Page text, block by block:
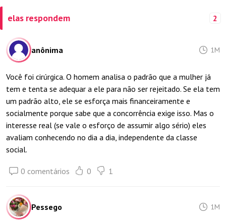
elas respondem 2
anônima 1M
Você foi cirúrgica. O homem analisa o padrão que a mulher já
tem e tenta se adequar a ele para não ser rejeitado. Se ela tem
um padrão alto, ele se esforça mais financeiramente e
socialmente porque sabe que a concorrência exige isso. Mas o
interesse real (se vale o esforço de assumir algo sério) eles
avaliam conhecendo no dia a dia, independente da classe
social.
0 comentários 0 1
Pessego 1M